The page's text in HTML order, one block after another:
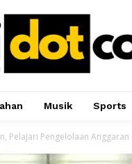
Musik Sports
Pelajari Pengelolaan